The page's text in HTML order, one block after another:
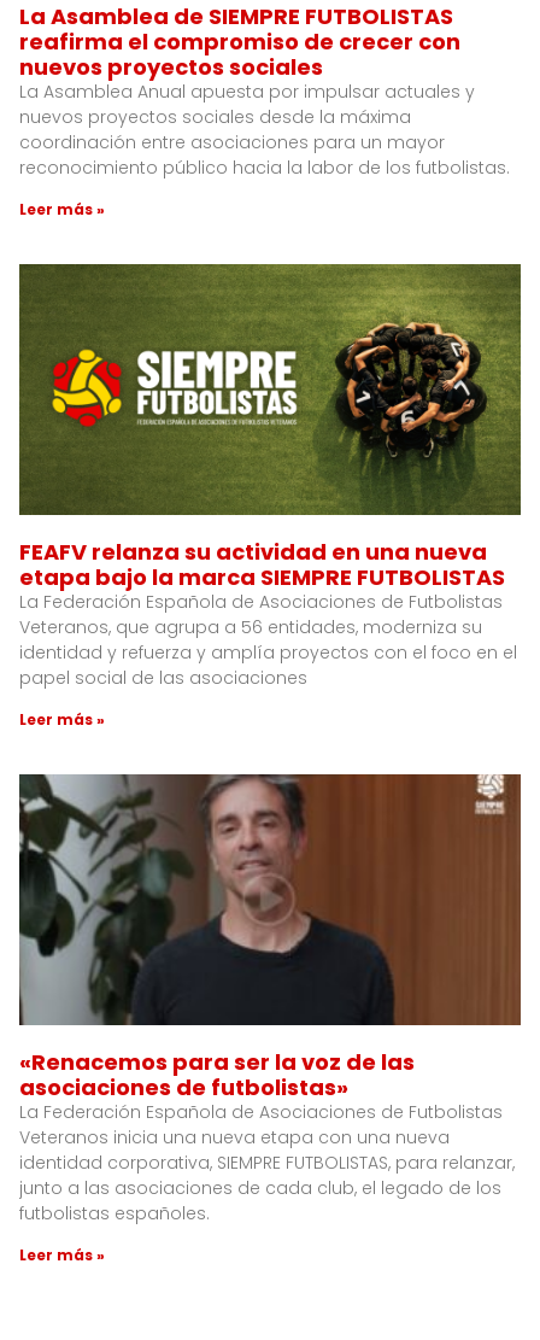
La Asamblea de SIEMPRE FUTBOLISTAS
reafirma el compromiso de crecer con
nuevos proyectos sociales
La Asamblea Anual apuesta por impulsar actuales y
nuevos proyectos sociales desde la máxima
coordinación entre asociaciones para un mayor
reconocimiento público hacia la labor de los futbolistas.
Leer más »
FEAFV relanza su actividad en una nueva
etapa bajo la marca SIEMPRE FUTBOLISTAS
La Federación Española de Asociaciones de Futbolistas
Veteranos, que agrupa a 56 entidades, moderniza su
identidad y refuerza y amplía proyectos con el foco en el
papel social de las asociaciones
Leer más »
«Renacemos para ser la voz de las
asociaciones de futbolistas»
La Federación Española de Asociaciones de Futbolistas
Veteranos inicia una nueva etapa con una nueva
identidad corporativa, SIEMPRE FUTBOLISTAS, para relanzar,
junto a las asociaciones de cada club, el legado de los
futbolistas españoles.
Leer más »